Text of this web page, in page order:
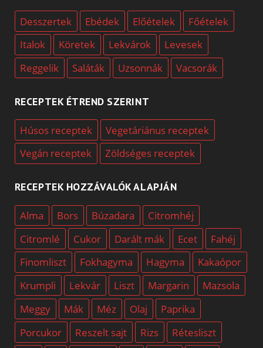
Desszertek Ebédek Előételek
Főételek
Italok
Köretek Lekvárok
Levesek
Reggelik
Saláták Uzsonnák Vacsorák
RECEPTEK ÉTREND SZERINT
Húsos receptek
Vegetáriánus receptek
Vegán receptek
Zöldséges receptek
RECEPTEK HOZZÁVALÓK ALAPJÁN
Alma Bors Búzadara
Citromhéj
Citromlé
Cukor Darált mák Ecet
Fahéj
Finomliszt
Fokhagyma Hagyma
Kakaópor
Krumpli
Lekvár Liszt Margarin
Mazsola
Meggy
Mák Méz Olaj
Paprika
Porcukor
Reszelt sajt Rizs
Rétesliszt